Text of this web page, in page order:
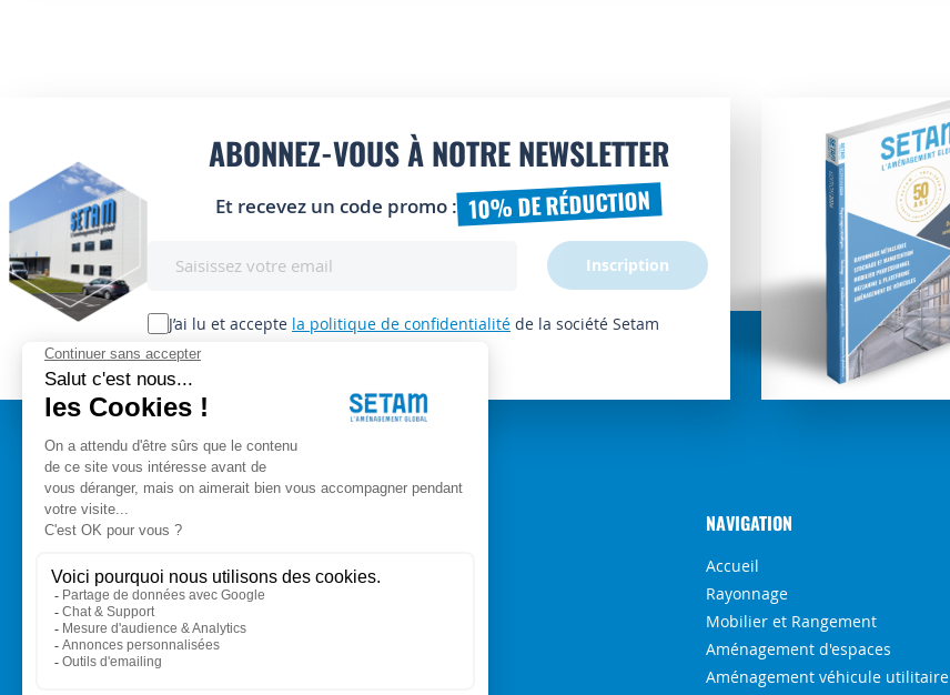
ABONNEZ-VOUS À NOTRE NEWSLETTER
Et recevez un code promo : 10% DE RÉDUCTION
lettre
d’information
:
J’ai lu et accepte la politique de confidentialité de la société Setam
Inscription
Setam Siège Social
153, rue de L'Arve
74950 SCIONZIER
Nos experts vous conseillent
Qui sommes-nous ?
NAVIGATION
Accueil
Rayonnage
Mobilier et Rangement
Aménagement d'espaces
Aménagement véhicule utilitaire